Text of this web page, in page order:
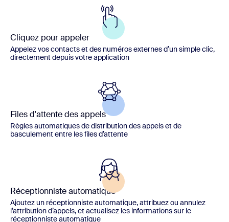
Cliquez pour appeler
Appelez vos contacts et des numéros externes d’un simple clic,
directement depuis votre application
Files d'attente des appels
Règles automatiques de distribution des appels et de
basculement entre les files d’attente
Réceptionniste automatique
Ajoutez un réceptionniste automatique, attribuez ou annulez
l’attribution d’appels, et actualisez les informations sur le
réceptionniste automatique